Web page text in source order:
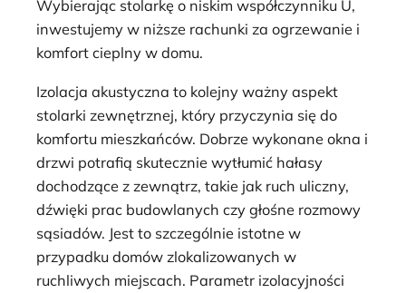
Wybierając stolarkę o niskim współczynniku U,
inwestujemy w niższe rachunki za ogrzewanie i
komfort cieplny w domu.
Izolacja akustyczna to kolejny ważny aspekt
stolarki zewnętrznej, który przyczynia się do
komfortu mieszkańców. Dobrze wykonane okna i
drzwi potrafią skutecznie wytłumić hałasy
dochodzące z zewnątrz, takie jak ruch uliczny,
dźwięki prac budowlanych czy głośne rozmowy
sąsiadów. Jest to szczególnie istotne w
przypadku domów zlokalizowanych w
ruchliwych miejscach. Parametr izolacyjności